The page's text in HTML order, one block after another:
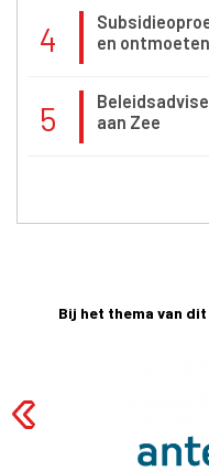
4
en ontmoeten
5
aan Zee
Bij het thema van